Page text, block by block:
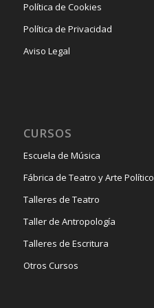
Política de Cookies
Política de Privacidad
Aviso Legal
CURSOS
Escuela de Música
Fábrica de Teatro y Arte Político
Talleres de Teatro
Taller de Antropología
Talleres de Escritura
Otros Cursos